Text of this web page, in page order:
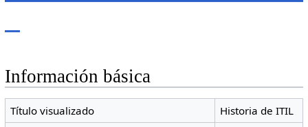
Información básica
Título visualizado
Historia de ITIL